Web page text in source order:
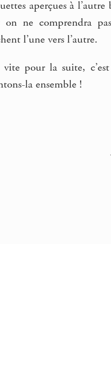
aperçues à
on ne comprendra
l’une vers l’autre.
pour la suite,
la ensemble !